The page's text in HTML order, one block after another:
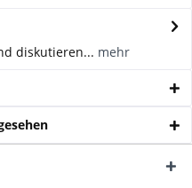
diskutieren... mehr